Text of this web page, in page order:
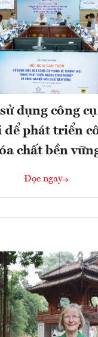
dụng công
để phát triển
chất bền
Đọc ngay